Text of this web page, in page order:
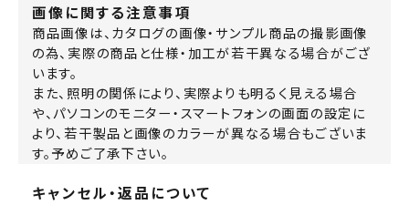
画像に関する注意事項
商品画像は、カタログの画像・サンプル商品の撮影画像
の為、実際の商品と仕様・加工が若干異なる場合がござ
います。
また、照明の関係により、実際よりも明るく見える場合
や、パソコンのモニター・スマートフォンの画面の設定に
より、若干製品と画像のカラーが異なる場合もございま
す。予めご了承下さい。
キャンセル・返品について